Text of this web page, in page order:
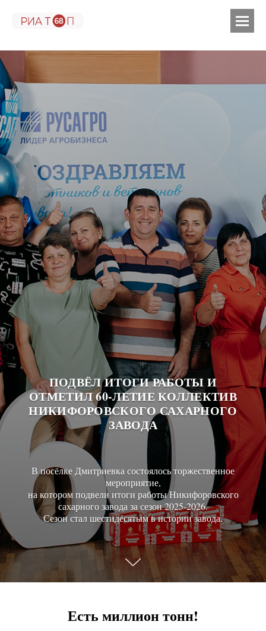
ПОДВЁЛ ИТОГИ РАБОТЫ И
ОТМЕТИЛ 60-ЛЕТИЕ КОЛЛЕКТИВ
НИКИФОРОВСКОГО САХАРНОГО
ЗАВОДА
В посёлке Дмитриевка состоялось торжественное
мероприятие,
на котором подвели итоги работы Никифоровского
сахарного завода за сезон 2025-2026.
Сезон стал шестидесятым в истории завода.
Есть миллион тонн!